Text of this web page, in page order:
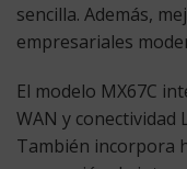
sencilla. Además,
empresariales
El modelo MX67C
WAN y conectividad
También incorpora